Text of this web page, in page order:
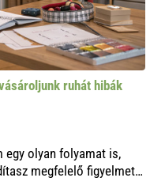
ruhát hibák
egy olyan folyamat is,
megfelelő figyelmet a